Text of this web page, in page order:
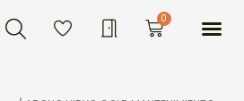
Buscar 0Carrito